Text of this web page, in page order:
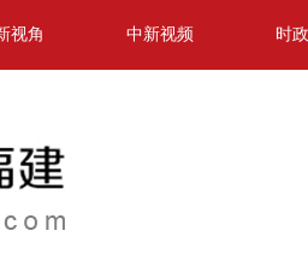
视角 中新视频 时